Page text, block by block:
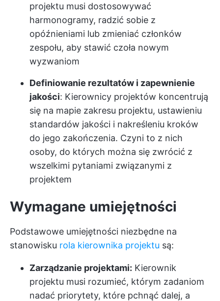
projektu musi dostosowywać
harmonogramy, radzić sobie z
opóźnieniami lub zmieniać członków
zespołu, aby stawić czoła nowym
wyzwaniom
Definiowanie rezultatów i zapewnienie
jakości: Kierownicy projektów koncentrują
się na mapie zakresu projektu, ustawieniu
standardów jakości i nakreśleniu kroków
do jego zakończenia. Czyni to z nich
osoby, do których można się zwrócić z
wszelkimi pytaniami związanymi z
projektem
Wymagane umiejętności
Podstawowe umiejętności niezbędne na
stanowisku rola kierownika projektu są:
Zarządzanie projektami: Kierownik
projektu musi rozumieć, którym zadaniom
nadać priorytety, które pchnąć dalej, a